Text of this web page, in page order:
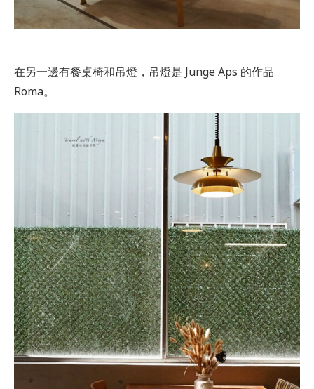
在另一邊有餐桌椅和吊燈，吊燈是 Junge Aps 的作品
Roma。